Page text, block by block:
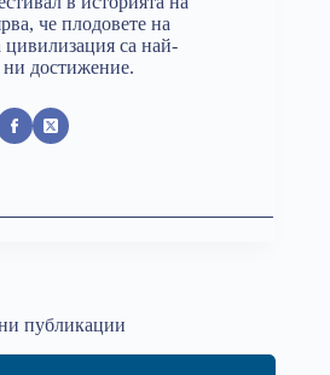
че плодовете на
цивилизация са най-
достижение.
публикации